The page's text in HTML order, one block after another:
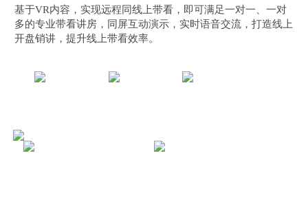
基于VR内容，实现远程同线上带看，即可满足一对一、一对
多的专业带看讲房，同屏互动演示，实时语音交流，打造线上
开盘销讲，提升线上带看效率。